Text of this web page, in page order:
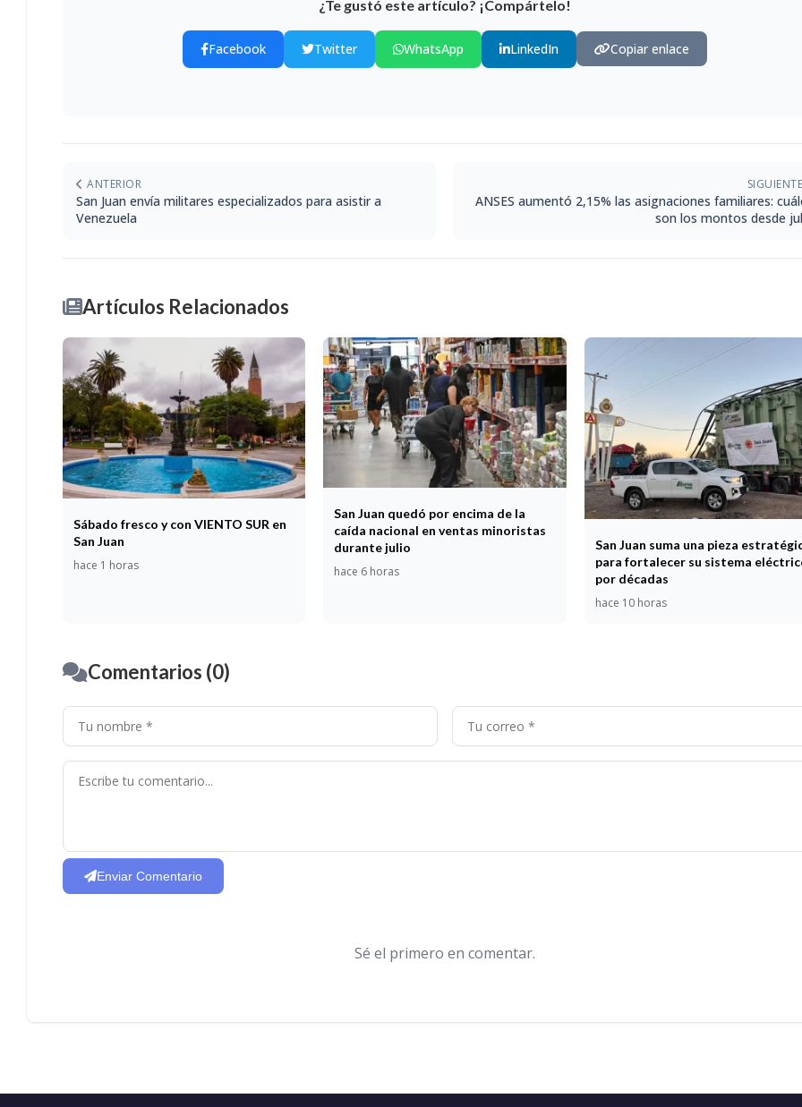
¿Te gustó este artículo? ¡Compártelo!
Facebook Twitter WhatsApp LinkedIn Copiar enlace
ANTERIOR
San Juan envía militares especializados para asistir a
Venezuela
SIGUIENTE
ANSES aumentó 2,15% las asignaciones familiares:
son los montos desde
Artículos Relacionados
Sábado fresco y con VIENTO SUR en
San Juan
hace 1 horas
San Juan quedó por encima de la
caída nacional en ventas minoristas
durante julio
hace 6 horas
San Juan suma una pieza
para fortalecer su sistema
por décadas
hace 10 horas
Comentarios (0)
Enviar Comentario
Sé el primero en comentar.